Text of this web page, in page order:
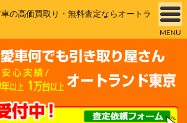
の高価買取り・無料査定ならオートラ
MENU